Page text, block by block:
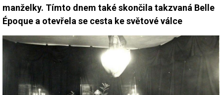
manželky. Tímto dnem také skončila takzvaná Belle
Époque a otevřela se cesta ke světové válce